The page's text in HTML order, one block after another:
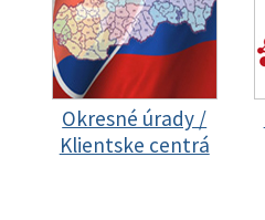
Okresné úrady /
Klientske centrá